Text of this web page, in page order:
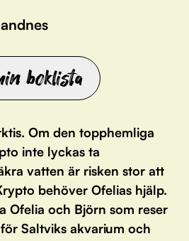
boklista
Om den topphemliga
inte lyckas ta
vatten är risken stor att
behöver Ofelias hjälp.
Ofelia och Björn som reser
Saltviks akvarium och